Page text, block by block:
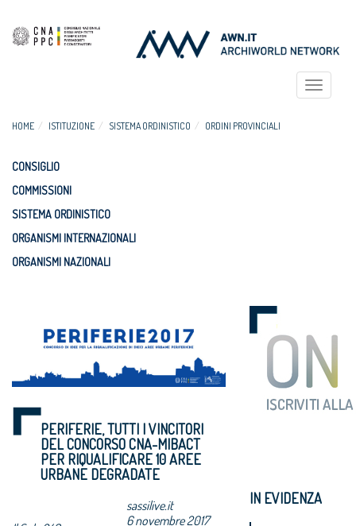
Toggle
HOME ISTITUZIONE SISTEMA ORDINISTICO ORDINI PROVINCIALI
CONSIGLIO
COMMISSIONI
SISTEMA ORDINISTICO
ORGANISMI INTERNAZIONALI
ORGANISMI NAZIONALI
PERIFERIE, TUTTI I VINCITORI
DEL CONCORSO CNA-MIBACT
PER RIQUALIFICARE 10 AREE
URBANE DEGRADATE
sassilive.it
6 novembre 2017
IN EVIDENZA